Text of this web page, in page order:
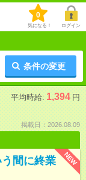
0
気になる！ ログイン
条件の変更
平均時給: 1,394 円
掲載日：2026.08.09
NEW
間に終業